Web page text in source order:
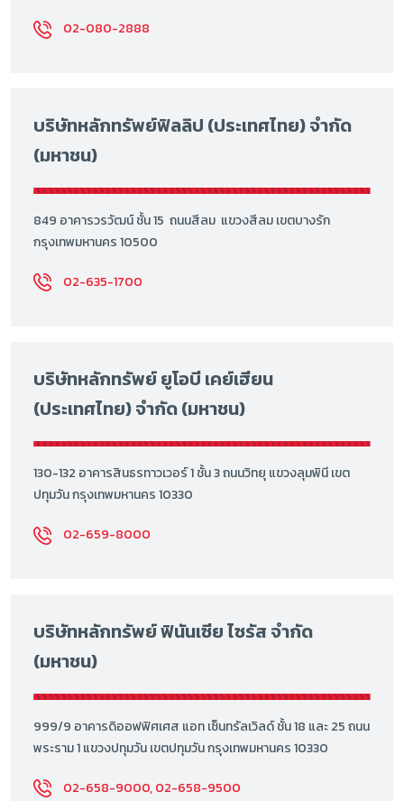
02-080-2888
บริษัทหลักทรัพย์ฟิลลิป (ประเทศไทย) จำกัด
(มหาชน)
849 อาคารวรวัฒน์ ชั้น 15 ถนนสีลม แขวงสีลม เขตบางรัก
กรุงเทพมหานคร 10500
02-635-1700
บริษัทหลักทรัพย์ ยูโอบี เคย์เฮียน
(ประเทศไทย) จำกัด (มหาชน)
130-132 อาคารสินธรทาวเวอร์ 1 ชั้น 3 ถนนวิทยุ แขวงลุมพินี เขต
ปทุมวัน กรุงเทพมหานคร 10330
02-659-8000
บริษัทหลักทรัพย์ ฟินันเซีย ไซรัส จำกัด
(มหาชน)
999/9 อาคารดิออฟฟิศเศส แอท เซ็นทรัลเวิลด์ ชั้น 18 และ 25 ถนน
พระราม 1 แขวงปทุมวัน เขตปทุมวัน กรุงเทพมหานคร 10330
02-658-9000, 02-658-9500